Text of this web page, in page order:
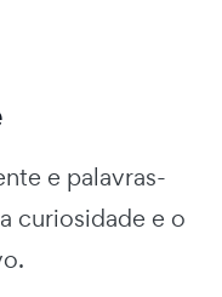
e palavras-
curiosidade e o